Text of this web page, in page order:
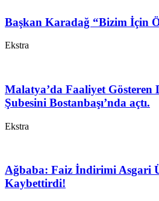
Başkan Karadağ “Bizim İçin
Ekstra
Malatya’da Faaliyet Gösteren
Şubesini Bostanbaşı’nda açtı.
Ekstra
Ağbaba: Faiz İndirimi Asgari
Kaybettirdi!